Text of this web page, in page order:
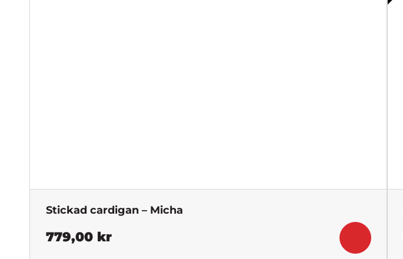
Stickad cardigan – Micha
779,00 kr